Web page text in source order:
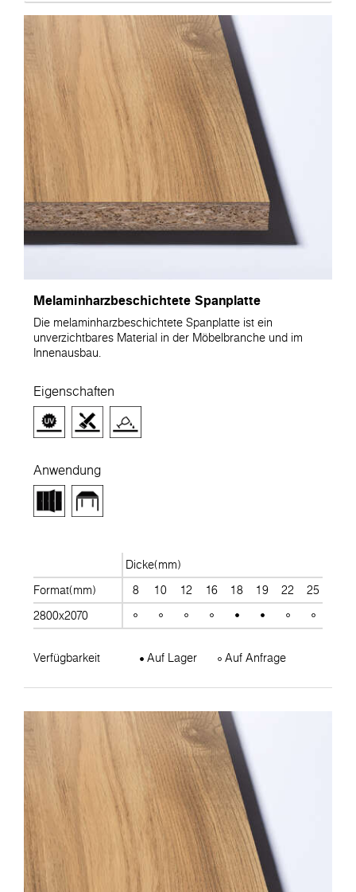
Melaminharzbeschichtete Spanplatte
Die melaminharzbeschichtete Spanplatte ist ein
unverzichtbares Material in der Möbelbranche und im
Innenausbau.
Eigenschaften
Anwendung
Dicke(mm)
Format(mm)
8 10 12 16 18 19 22 25
2800x2070
Verfügbarkeit Auf Lager Auf Anfrage